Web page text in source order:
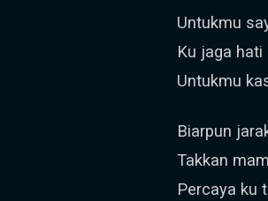
Untukmu
Ku jaga hati
Untukmu
Biarpun
Takkan
Percaya ku